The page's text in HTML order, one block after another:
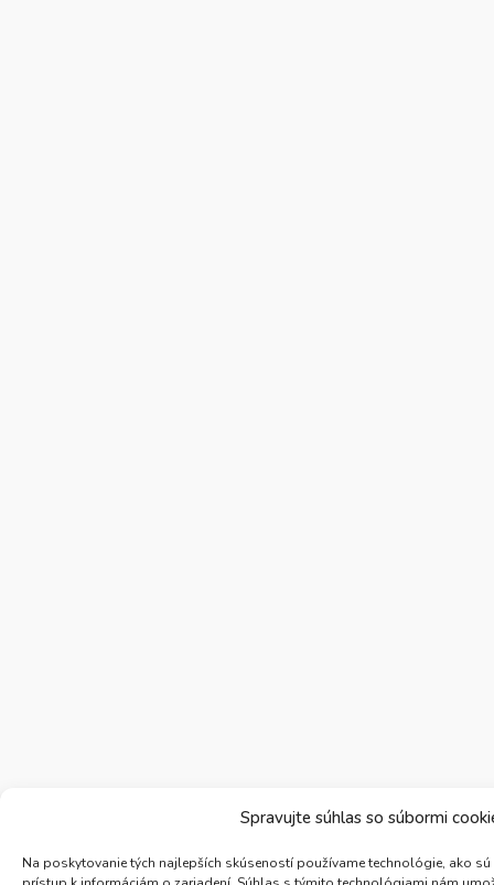
Spravujte súhlas so súbormi
Na poskytovanie tých najlepších skúseností používame technológie, ako